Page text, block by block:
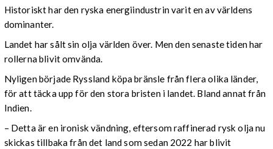
Historiskt har den ryska energiindustrin varit en av världens
dominanter.
Landet har sålt sin olja världen över. Men den senaste tiden har
rollerna blivit omvända.
Nyligen började Ryssland köpa bränsle från flera olika länder,
för att täcka upp för den stora bristen i landet. Bland annat från
Indien.
– Detta är en ironisk vändning, eftersom raffinerad rysk olja nu
skickas tillbaka från det land som sedan 2022 har blivit